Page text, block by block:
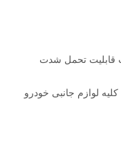
تحمل شدت
لوازم جانبی خودرو